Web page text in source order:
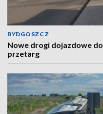
BYDGOSZCZ
Nowe drogi dojazdowe
przetarg